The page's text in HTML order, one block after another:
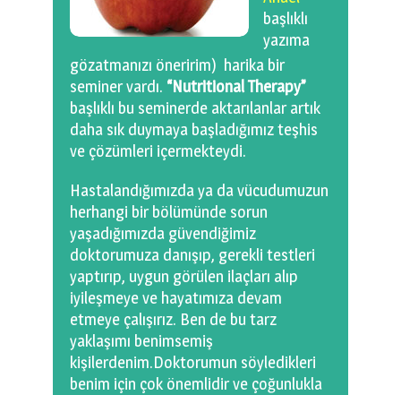
0 km.Bızdıklar Yazılarım
Filmlerimiz
Hadi Bize Yazın
başlıklı
yazıma
gözatmanızı öneririm) harika bir
seminer vardı. “Nutritional Therapy”
başlıklı bu seminerde aktarılanlar artık
daha sık duymaya başladığımız teşhis
ve çözümleri içermekteydi.
Hastalandığımızda ya da vücudumuzun
herhangi bir bölümünde sorun
yaşadığımızda güvendiğimiz
doktorumuza danışıp, gerekli testleri
yaptırıp, uygun görülen ilaçları alıp
iyileşmeye ve hayatımıza devam
etmeye çalışırız. Ben de bu tarz
yaklaşımı benimsemiş
kişilerdenim.Doktorumun söyledikleri
benim için çok önemlidir ve çoğunlukla